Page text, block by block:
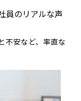
員のリアルな声
不安など、率直な